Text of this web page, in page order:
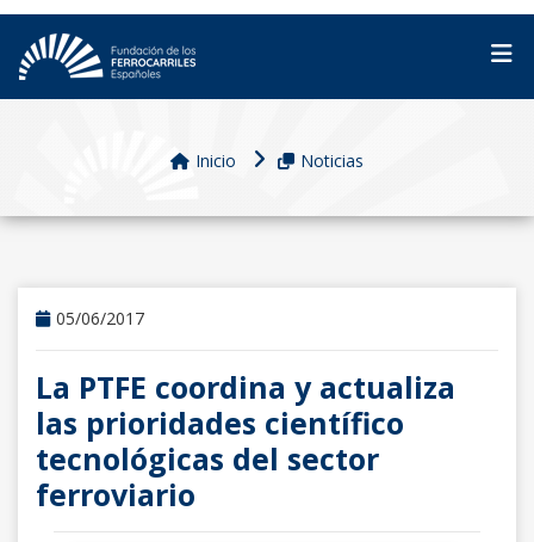
Inicio Noticias
05/06/2017
La PTFE coordina y actualiza
las prioridades científico
tecnológicas del sector
ferroviario